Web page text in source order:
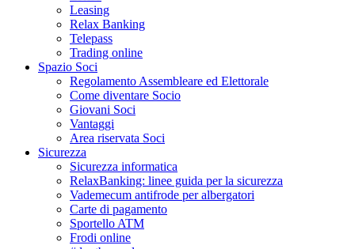
Leasing
Relax Banking
Telepass
Trading online
Spazio Soci
Regolamento Assembleare ed Elettorale
Come diventare Socio
Giovani Soci
Vantaggi
Area riservata Soci
Sicurezza
Sicurezza informatica
RelaxBanking: linee guida per la sicurezza
Vademecum antifrode per albergatori
Carte di pagamento
Sportello ATM
Frodi online